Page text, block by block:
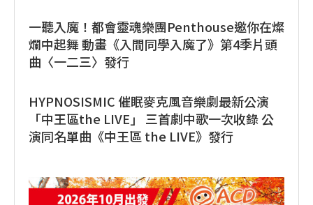
一聽入魔！都會靈魂樂團Penthouse邀你在燦
爛中起舞 動畫《入間同學入魔了》第4季片頭
曲〈一二三〉發行
HYPNOSISMIC 催眠麥克風音樂劇最新公演
「中王區the LIVE」 三首劇中歌一次收錄 公
演同名單曲《中王區 the LIVE》發行